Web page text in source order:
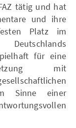
tätig und hat
und ihre
Platz im
Deutschlands
für eine
mit
Sinne einer